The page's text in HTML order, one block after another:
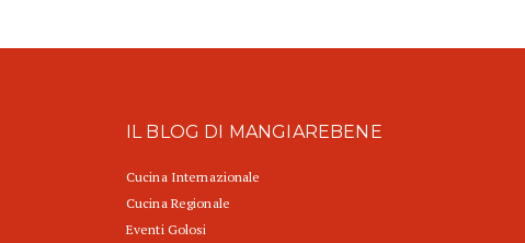
IL BLOG DI MANGIAREBENE
Cucina Internazionale
Cucina Regionale
Eventi Golosi